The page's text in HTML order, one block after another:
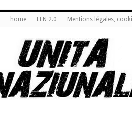
home LLN 2.0 Mentions légales,